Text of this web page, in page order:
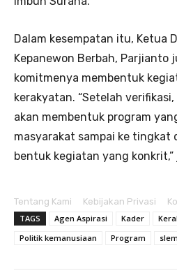
Dalam kesempatan itu, Ketua
Kepanewon Berbah, Parjianto
komitmenya membentuk
kerakyatan. “Setelah
akan membentuk program
masyarakat sampai ke tingkat
bentuk kegiatan yang konkrit,”
Tentang Kami Kebijakan Privasi
TAGS
Agen Aspirasi Kader
Politik kemanusiaan
Program